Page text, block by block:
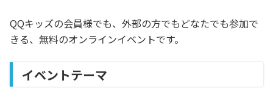
QQキッズの会員様でも、外部の方でもどなたでも参加で
きる、無料のオンラインイベントです。
イベントテーマ